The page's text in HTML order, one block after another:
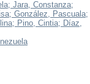
Jara, Constanza;
González, Pascuala;
Pino, Cintia; Díaz,